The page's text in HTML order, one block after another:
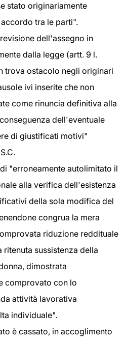
stato originariamente
tra le parti".
dell'assegno in
dalla legge (artt. 9 l.
trova ostacolo negli originari
ivi inserite che non
come rinuncia definitiva alla
dell'eventuale
di giustificati motivi"
"erroneamente autolimitato il
alla verifica dell'esistenza
della sola modifica del
congrua la mera
riduzione reddituale
sussistenza della
dimostrata
comprovato con lo
attività lavorativa
individuale".
è cassato, in accoglimento